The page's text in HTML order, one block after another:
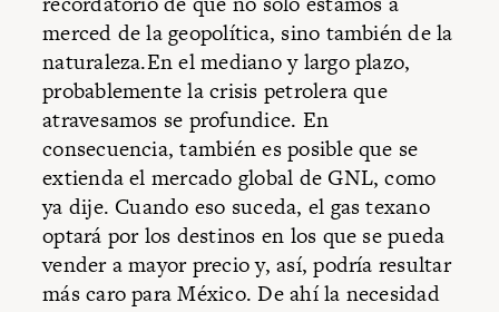
merced de la geopolítica, sino también de la
naturaleza.En el mediano y largo plazo,
probablemente la crisis petrolera que
atravesamos se profundice. En
consecuencia, también es posible que se
extienda el mercado global de GNL, como
ya dije. Cuando eso suceda, el gas texano
optará por los destinos en los que se pueda
vender a mayor precio y, así, podría resultar
más caro para México. De ahí la necesidad